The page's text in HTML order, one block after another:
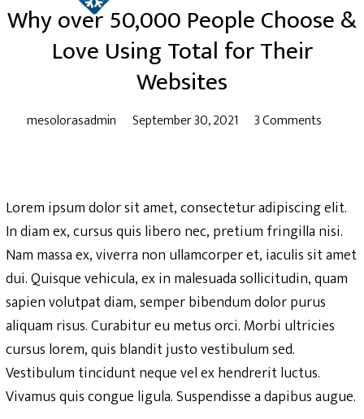
Why over 50,000 People Choose &
Love Using Total for Their
Websites
mesolorasadmin September 30, 2021 3 Comments
Lorem ipsum dolor sit amet, consectetur adipiscing elit.
In diam ex, cursus quis libero nec, pretium fringilla nisi.
Nam massa ex, viverra non ullamcorper et, iaculis sit amet
dui. Quisque vehicula, ex in malesuada sollicitudin, quam
sapien volutpat diam, semper bibendum dolor purus
aliquam risus. Curabitur eu metus orci. Morbi ultricies
cursus lorem, quis blandit justo vestibulum sed.
Vestibulum tincidunt neque vel ex hendrerit luctus.
Vivamus quis congue ligula. Suspendisse a dapibus augue.